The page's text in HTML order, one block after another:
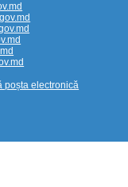
poșta electronică